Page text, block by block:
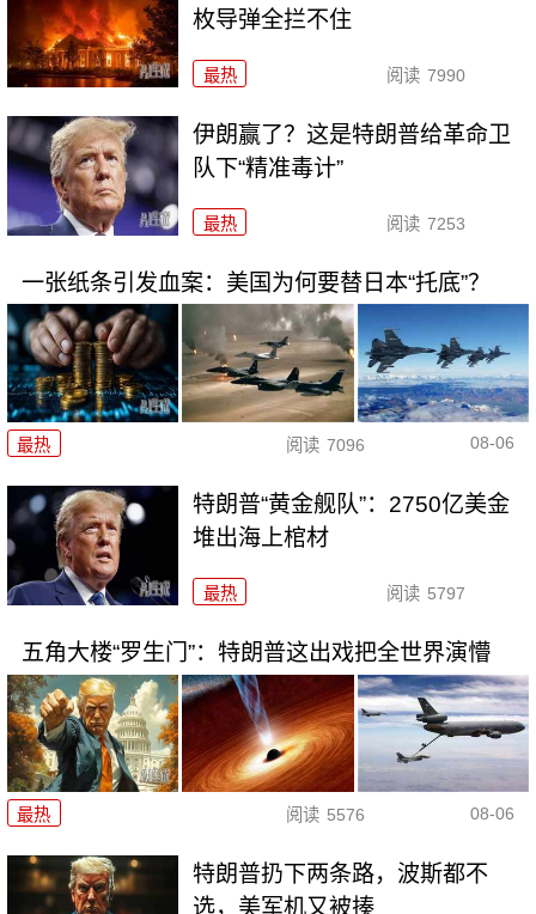
枚导弹全拦不住
最热 阅读 7990
伊朗赢了？这是特朗普给革命卫
队下“精准毒计”
最热 阅读 7253
一张纸条引发血案：美国为何要替日本“托底”？
最热 阅读 7096 08-06
特朗普“黄金舰队”：2750亿美金
堆出海上棺材
最热 阅读 5797
五角大楼“罗生门”：特朗普这出戏把全世界演懵
最热 阅读 5576 08-06
特朗普扔下两条路，波斯都不
选，美军机又被揍